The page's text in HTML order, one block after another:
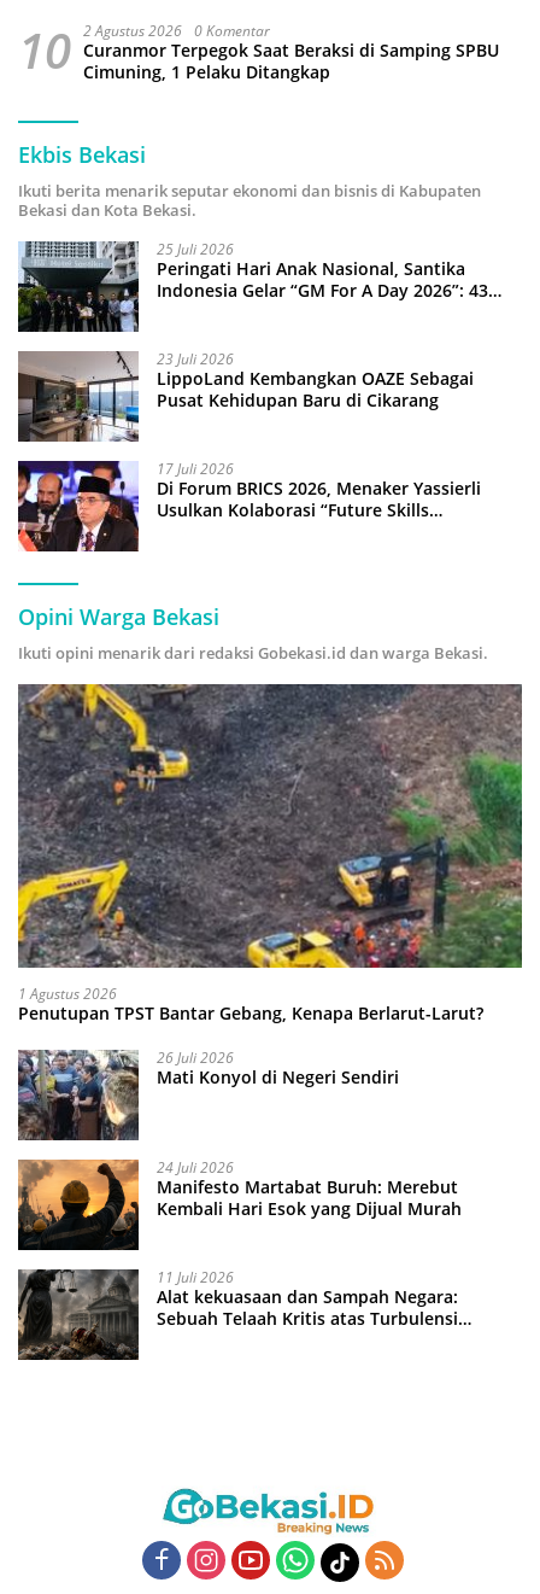
10 2 Agustus 2026 0 Komentar
Curanmor Terpegok Saat Beraksi di Samping SPBU
Cimuning, 1 Pelaku Ditangkap
Ekbis Bekasi
Ikuti berita menarik seputar ekonomi dan bisnis di Kabupaten
Bekasi dan Kota Bekasi.
25 Juli 2026
Peringati Hari Anak Nasional, Santika
Indonesia Gelar “GM For A Day 2026”: 43
23 Juli 2026
LippoLand Kembangkan OAZE Sebagai
Pusat Kehidupan Baru di Cikarang
17 Juli 2026
Di Forum BRICS 2026, Menaker Yassierli
Usulkan Kolaborasi “Future Skills
Opini Warga Bekasi
Ikuti opini menarik dari redaksi Gobekasi.id dan warga Bekasi.
1 Agustus 2026
Penutupan TPST Bantar Gebang, Kenapa Berlarut-Larut?
26 Juli 2026
Mati Konyol di Negeri Sendiri
24 Juli 2026
Manifesto Martabat Buruh: Merebut
Kembali Hari Esok yang Dijual Murah
11 Juli 2026
Alat kekuasaan dan Sampah Negara:
Sebuah Telaah Kritis atas Turbulensi